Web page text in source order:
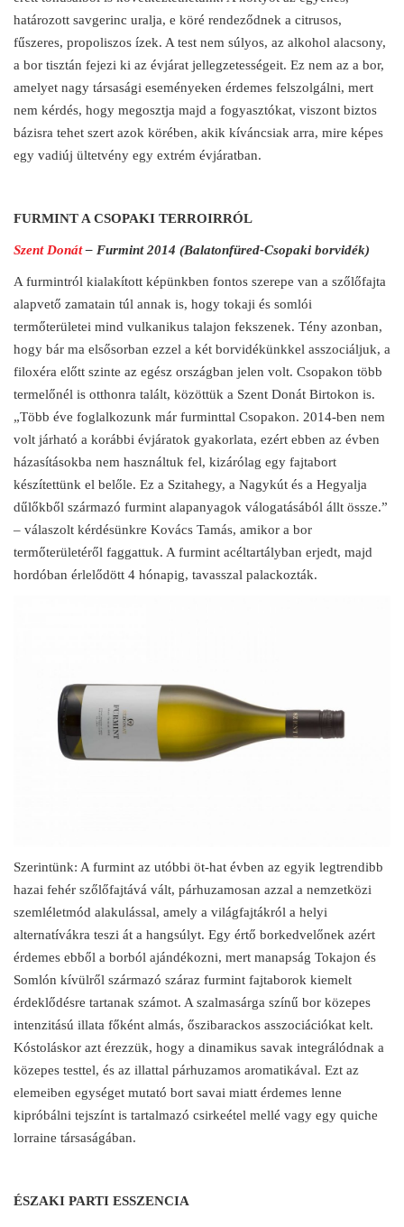
határozott savgerinc uralja, e köré rendeződnek a citrusos,
fűszeres, propoliszos ízek. A test nem súlyos, az alkohol alacsony,
a bor tisztán fejezi ki az évjárat jellegzetességeit. Ez nem az a bor,
amelyet nagy társasági eseményeken érdemes felszolgálni, mert
nem kérdés, hogy megosztja majd a fogyasztókat, viszont biztos
bázisra tehet szert azok körében, akik kíváncsiak arra, mire képes
egy vadiúj ültetvény egy extrém évjáratban.
FURMINT A CSOPAKI TERROIRRÓL
Szent Donát– Furmint 2014 (Balatonfüred-Csopaki borvidék)
A furmintról kialakított képünkben fontos szerepe van a szőlőfajta
alapvető zamatain túl annak is, hogy tokaji és somlói
termőterületei mind vulkanikus talajon fekszenek. Tény azonban,
hogy bár ma elsősorban ezzel a két borvidékünkkel asszociáljuk, a
filoxéra előtt szinte az egész országban jelen volt. Csopakon több
termelőnél is otthonra talált, közöttük a Szent Donát Birtokon is.
„Több éve foglalkozunk már furminttal Csopakon. 2014-ben nem
volt járható a korábbi évjáratok gyakorlata, ezért ebben az évben
házasításokba nem használtuk fel, kizárólag egy fajtabort
készítettünk el belőle. Ez a Szitahegy, a Nagykút és a Hegyalja
dűlőkből származó furmint alapanyagok válogatásából állt össze.”
– válaszolt kérdésünkre Kovács Tamás, amikor a bor
termőterületéről faggattuk. A furmint acéltartályban erjedt, majd
hordóban érlelődött 4 hónapig, tavasszal palackozták.
Szerintünk: A furmint az utóbbi öt-hat évben az egyik legtrendibb
hazai fehér szőlőfajtává vált, párhuzamosan azzal a nemzetközi
szemléletmód alakulással, amely a világfajtákról a helyi
alternatívákra teszi át a hangsúlyt. Egy értő borkedvelőnek azért
érdemes ebből a borból ajándékozni, mert manapság Tokajon és
Somlón kívülről származó száraz furmint fajtaborok kiemelt
érdeklődésre tartanak számot. A szalmasárga színű bor közepes
intenzitású illata főként almás, őszibarackos asszociációkat kelt.
Kóstoláskor azt érezzük, hogy a dinamikus savak integrálódnak a
közepes testtel, és az illattal párhuzamos aromatikával. Ezt az
elemeiben egységet mutató bort savai miatt érdemes lenne
kipróbálni tejszínt is tartalmazó csirkeétel mellé vagy egy quiche
lorraine társaságában.
ÉSZAKI PARTI ESSZENCIA